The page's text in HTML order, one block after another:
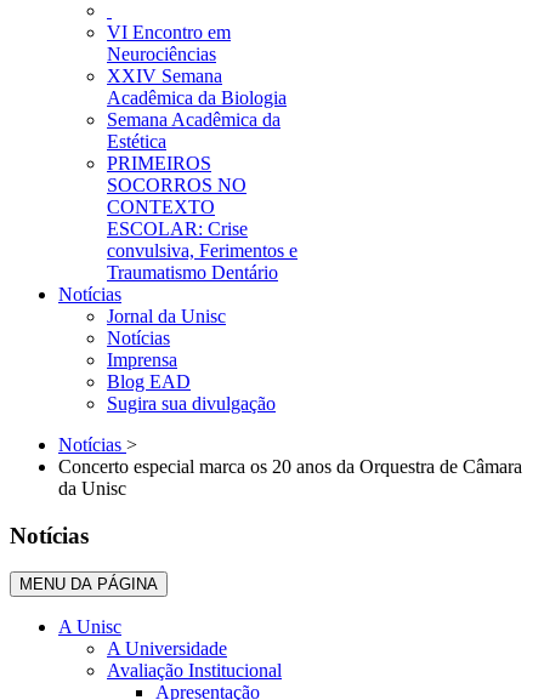
VI Encontro em
Neurociências
XXIV Semana
Acadêmica da Biologia
Semana Acadêmica da
Estética
PRIMEIROS
SOCORROS NO
CONTEXTO
ESCOLAR: Crise
convulsiva, Ferimentos e
Traumatismo Dentário
Notícias
Jornal da Unisc
Notícias
Imprensa
Blog EAD
Sugira sua divulgação
Notícias >
Concerto especial marca os 20 anos da Orquestra de Câmara
da Unisc
Notícias
MENU DA PÁGINA
A Unisc
A Universidade
Avaliação Institucional
Apresentação